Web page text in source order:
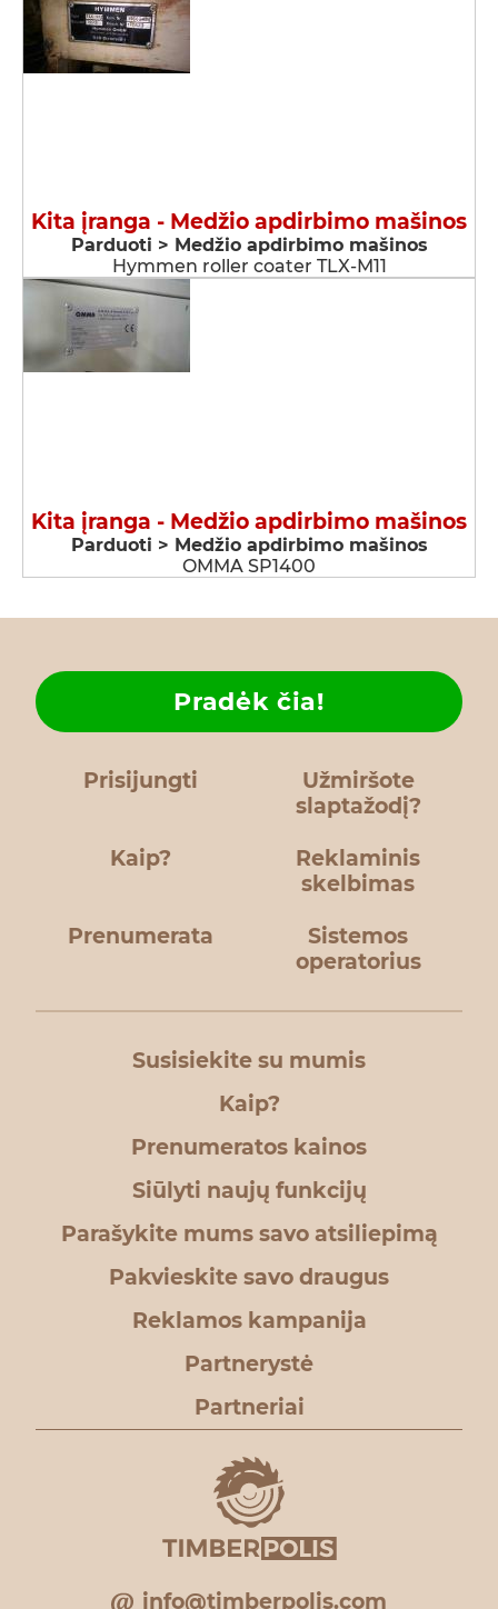
Kita įranga - Medžio apdirbimo mašinos
Parduoti > Medžio apdirbimo mašinos
Hymmen roller coater TLX-M11
Kita įranga - Medžio apdirbimo mašinos
Parduoti > Medžio apdirbimo mašinos
OMMA SP1400
Prisijungti
Užmiršote
slaptažodį?
Kaip?
Pradėk čia!
Reklaminis
skelbimas
Prenumerata
Sistemos
operatorius
Susisiekite su mumis
Kaip?
Prenumeratos kainos
Siūlyti naujų funkcijų
Parašykite mums savo atsiliepimą
Pakvieskite savo draugus
Reklamos kampanija
Partnerystė
Partneriai
info@timberpolis.com